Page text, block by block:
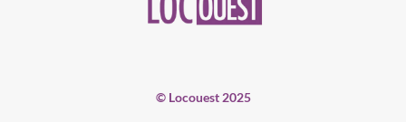
To
© Locouest 2025